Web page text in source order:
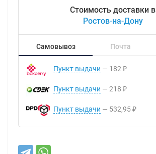
Стоимость доставки в
Ростов-на-Дону
Самовывоз Почта
Пункт выдачи 182 ₽
Пункт выдачи 218 ₽
Пункт выдачи 532,95 ₽